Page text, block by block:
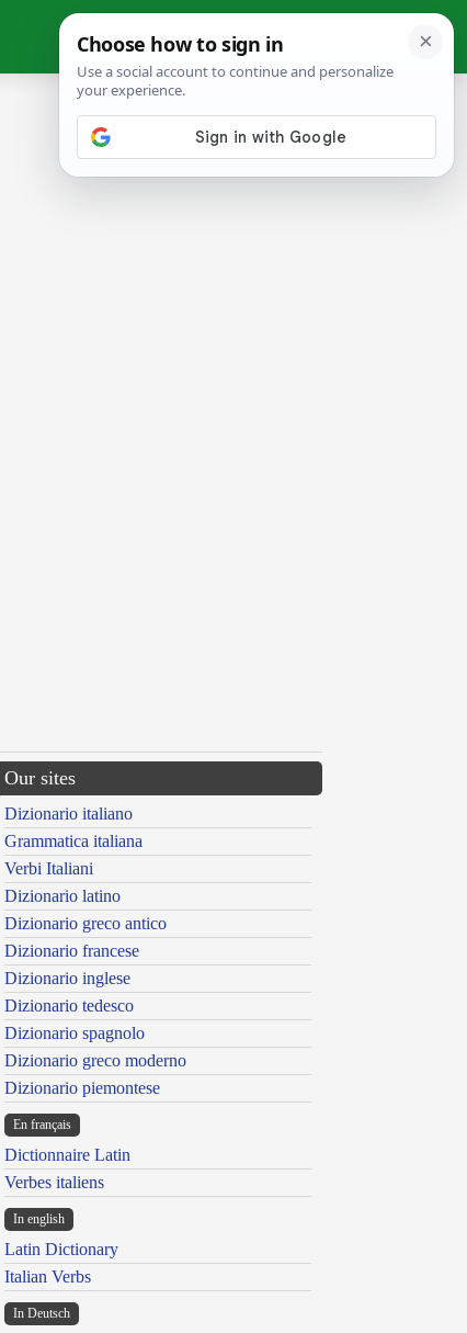
Our sites
Dizionario italiano
Grammatica italiana
Verbi Italiani
Dizionario latino
Dizionario greco antico
Dizionario francese
Dizionario inglese
Dizionario tedesco
Dizionario spagnolo
Dizionario greco moderno
Dizionario piemontese
En français
Dictionnaire Latin
Verbes italiens
In english
Latin Dictionary
Italian Verbs
In Deutsch